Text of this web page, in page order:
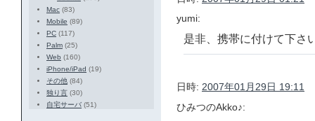
yumi:
是非、携帯に付けて下さ
日時: 2007年01月29日 19:11
ひみつのAkko♪:
Mac (83)
Mobile (89)
PC (117)
Palm (25)
Web (160)
iPhone/iPad (19)
その他 (84)
独り言 (30)
自宅サーバ (51)